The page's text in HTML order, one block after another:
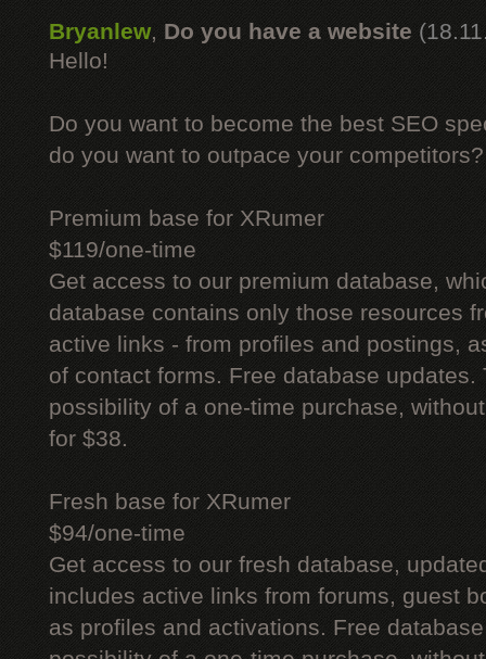
Bryanlew, Do you have a website
Hello!
Do you want to become the best SEO
do you want to outpace your competitors?
Premium base for XRumer
$119/one-time
Get access to our premium database,
database contains only those resources
active links - from profiles and postings,
of contact forms. Free database updates.
possibility of a one-time purchase,
for $38.
Fresh base for XRumer
$94/one-time
Get access to our fresh database,
includes active links from forums, guest
as profiles and activations. Free